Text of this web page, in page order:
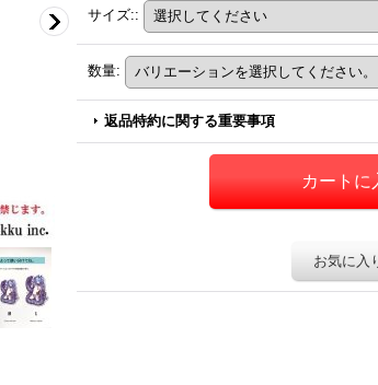
サイズ::
数量:
返品特約に関する重要事項
お気に入